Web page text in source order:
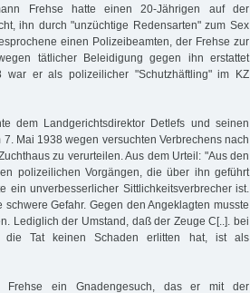
Frehse hatte einen 20-Jährigen auf der
ihn durch "unzüchtige Redensarten" zum Sex
einen Polizeibeamten, der Frehse zur
tätlicher Beleidigung gegen ihn erstattet
er als polizeilicher "Schutzhäftling" im KZ
dem Landgerichtsdirektor Detlefs und seinen
Mai 1938 wegen versuchten Verbrechens nach
zu verurteilen. Aus dem Urteil: "Aus den
polizeilichen Vorgängen, die über ihn geführt
ein unverbesserlicher Sittlichkeitsverbrecher ist.
Gefahr. Gegen den Angeklagten musste
Lediglich der Umstand, daß der Zeuge C[..]. bei
die Tat keinen Schaden erlitten hat, ist als
ein Gnadengesuch, das er mit der